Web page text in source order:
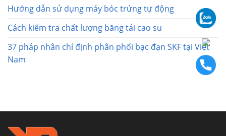
Hướng dẫn sử dụng máy bóc trứng tự động
Cách kiểm tra chất lượng băng tải cao su
37 pháp nhân chỉ định phân phối bạc đạn SKF tại Việt
Nam